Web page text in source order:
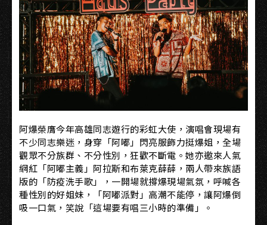
阿爆榮膺今年高雄同志遊行的彩虹大使，演唱會現場有
不少同志樂迷，身穿「阿嘟」閃亮服飾力挺爆姐，全場
觀眾不分族群、不分性別，狂歡不斷電。她亦邀來人氣
網紅「阿嘟主義」阿拉斯和布萊克薛薛，兩人帶來族語
版的「防疫洗手歌」，一開場就撐爆現場氣氛，呼喊各
種性別的好姐妹，「阿嘟派對」高潮不能停，讓阿爆倒
吸一口氣，笑說「這場要有唱三小時的準備」。